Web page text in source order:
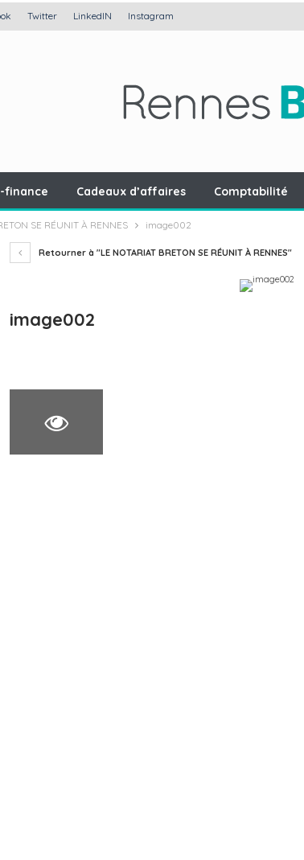
Twitter LinkedIN Instagram
finance Cadeaux d’affaires Comptabilité
SE RÉUNIT À RENNES image002
Retourner à "LE NOTARIAT BRETON SE RÉUNIT À RENNES"
image002